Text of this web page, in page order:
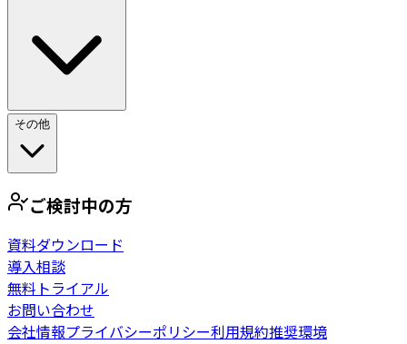
その他
ご検討中の方
資料ダウンロード
導入相談
無料トライアル
お問い合わせ
会社情報プライバシーポリシー利用規約推奨環境